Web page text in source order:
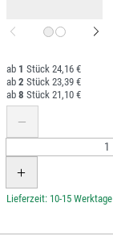
1
24,16 €
2
23,39 €
8
21,10 €